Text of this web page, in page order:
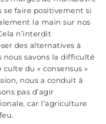
se faire positivement si
la main sur nos
n’interdit
des alternatives à
nous savons la difficulté
du « consensus »
nous a conduit à
pas d’agir
car l’agriculture